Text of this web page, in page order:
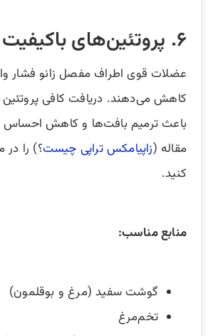
۶. پروتئین‌های باکیفیت
عضلات قوی اطراف مفصل زانو فشار
کاهش می‌دهند. دریافت کافی پروتئین
باعث ترمیم بافت‌ها و کاهش
مقاله (زاپیامکس تراپی چیست؟) را در
کنید.
منابع مناسب:
گوشت سفید (مرغ و بوقلمون)
تخم‌مرغ